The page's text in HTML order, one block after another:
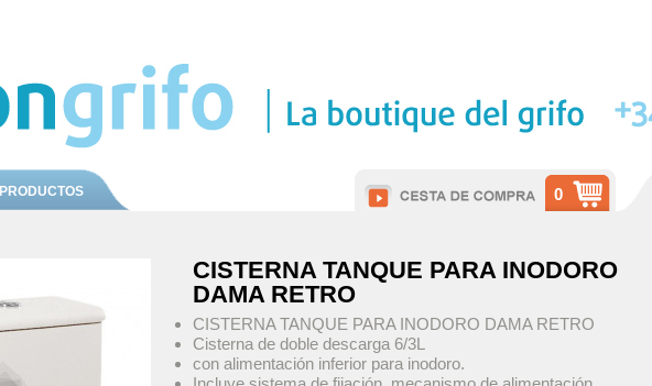
PRODUCTOS 0
CISTERNA TANQUE PARA INODORO
DAMA RETRO
CISTERNA TANQUE PARA INODORO DAMA RETRO
Cisterna de doble descarga 6/3L
con alimentación inferior para inodoro.